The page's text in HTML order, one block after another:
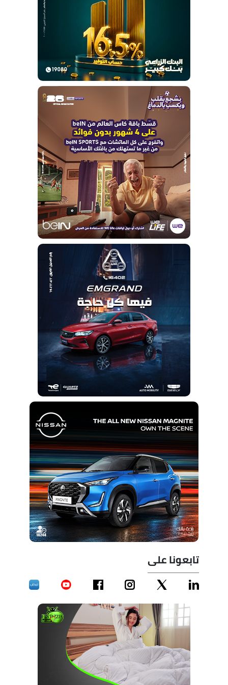
تابعونا على